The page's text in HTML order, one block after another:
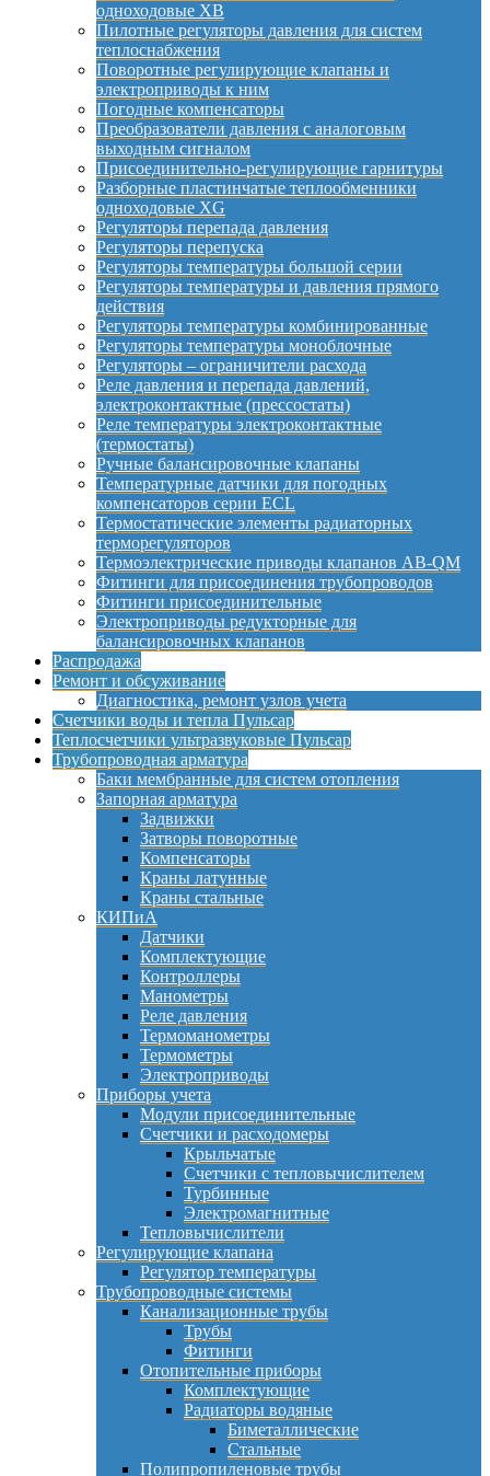
одноходовые XB
Пилотные регуляторы давления для систем
теплоснабжения
Поворотные регулирующие клапаны и
электроприводы к ним
Погодные компенсаторы
Преобразователи давления с аналоговым
выходным сигналом
Присоединительно-регулирующие гарнитуры
Разборные пластинчатые теплообменники
одноходовые XG
Регуляторы перепада давления
Регуляторы перепуска
Регуляторы температуры большой серии
Регуляторы температуры и давления прямого
действия
Регуляторы температуры комбинированные
Регуляторы температуры моноблочные
Регуляторы – ограничители расхода
Реле давления и перепада давлений,
электроконтактные (прессостаты)
Реле температуры электроконтактные
(термостаты)
Ручные балансировочные клапаны
Температурные датчики для погодных
компенсаторов серии ECL
Термостатические элементы радиаторных
терморегуляторов
Термоэлектрические приводы клапанов AB-QM
Фитинги для присоединения трубопроводов
Фитинги присоединительные
Электроприводы редукторные для
балансировочных клапанов
Распродажа
Ремонт и обсуживание
Диагностика, ремонт узлов учета
Счетчики воды и тепла Пульсар
Теплосчетчики ультразвуковые Пульсар
Трубопроводная арматура
Баки мембранные для систем отопления
Запорная арматура
Задвижки
Затворы поворотные
Компенсаторы
Краны латунные
Краны стальные
КИПиА
Датчики
Комплектующие
Контроллеры
Манометры
Реле давления
Термоманометры
Термометры
Электроприводы
Приборы учета
Модули присоединительные
Счетчики и расходомеры
Крыльчатые
Счетчики с тепловычислителем
Турбинные
Электромагнитные
Тепловычислители
Регулирующие клапана
Регулятор температуры
Трубопроводные системы
Канализационные трубы
Трубы
Фитинги
Отопительные приборы
Комплектующие
Радиаторы водяные
Биметаллические
Стальные
Полипропиленовые трубы